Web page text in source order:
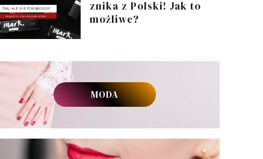
znika z Polski! Jak to
możliwe?
MODA